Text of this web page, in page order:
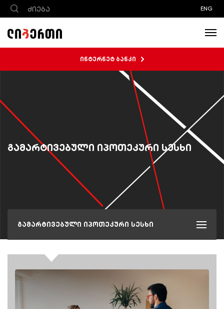
ENG
ინტერნეტ ბანკი
გამარტივებული იპოთეკური სესხი
გამარტივებული იპოთეკური სესხი